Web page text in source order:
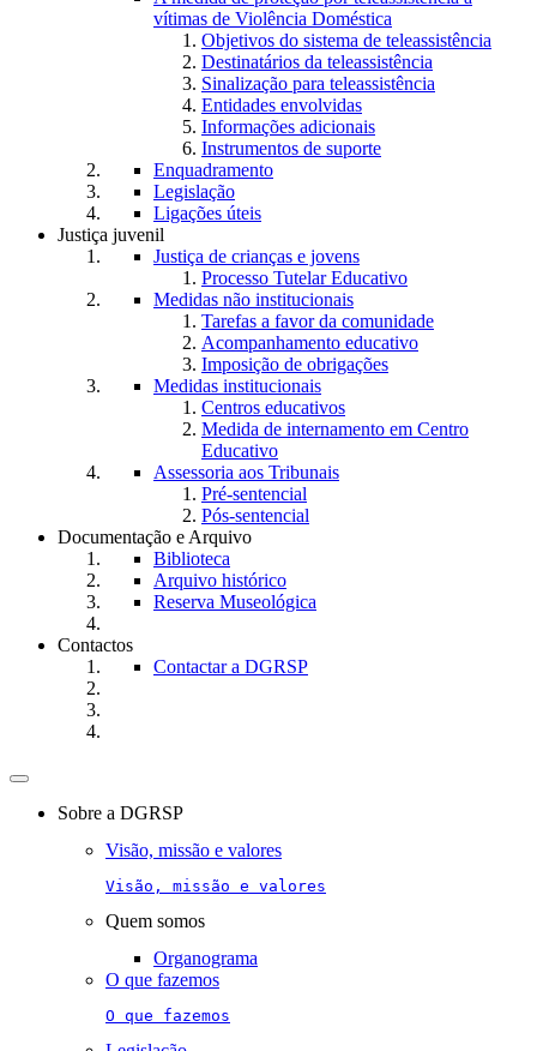
vítimas de Violência Doméstica
Objetivos do sistema de teleassistência
Destinatários da teleassistência
Sinalização para teleassistência
Entidades envolvidas
Informações adicionais
Instrumentos de suporte
Enquadramento
Legislação
Ligações úteis
Justiça juvenil
Justiça de crianças e jovens
Processo Tutelar Educativo
Medidas não institucionais
Tarefas a favor da comunidade
Acompanhamento educativo
Imposição de obrigações
Medidas institucionais
Centros educativos
Medida de internamento em Centro
Educativo
Assessoria aos Tribunais
Pré-sentencial
Pós-sentencial
Documentação e Arquivo
Biblioteca
Arquivo histórico
Reserva Museológica
Contactos
Contactar a DGRSP
Toggle
navigationSobre a DGRSP
Visão, missão e valores
Visão, missão e valores
Quem somos
Organograma
O que fazemos
O que fazemos